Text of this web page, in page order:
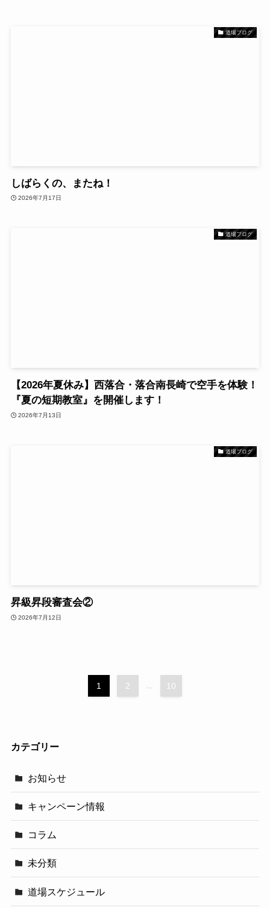
道場ブログ
しばらくの、またね！
2026年7月17日
道場ブログ
【2026年夏休み】西落合・落合南長崎で空手を体験！
『夏の短期教室』を開催します！
2026年7月13日
道場ブログ
昇級昇段審査会②
2026年7月12日
1 2 ... 10
カテゴリー
お知らせ
キャンペーン情報
コラム
未分類
道場スケジュール